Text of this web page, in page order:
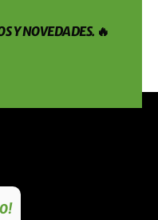
Y NOVEDADES. 🔥